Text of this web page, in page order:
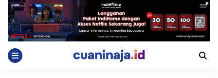
Skip
content